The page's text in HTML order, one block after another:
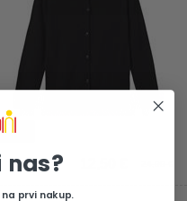
-50%
nas?
na prvi nakup.